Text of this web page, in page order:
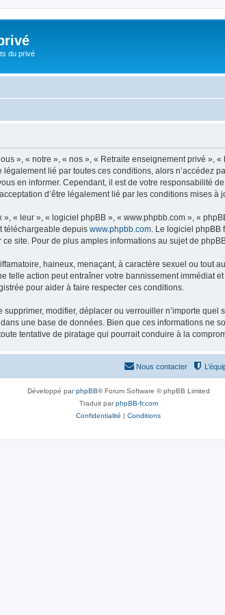
du privé
», « notre », « nos », « Retraite enseignement privé »,
lié par toutes ces conditions, alors n’accédez
en informer. Cependant, il est de votre responsabilité
d’être légalement lié par les conditions mises à
« leur », « logiciel phpBB », « www.phpbb.com », «
téléchargeable depuis www.phpbb.com . Le logiciel
site. Pour de plus amples informations au sujet de
haineux, menaçant, à caractère sexuel ou tout
action peut entraîner votre bannissement immédiat
pour aider à faire respecter ces conditions.
modifier, déplacer ou verrouiller n’importe
une base de données. Bien que ces informations ne
tentative de piratage qui pourrait conduire à la
Nous contacter
Développé parphpBB® Forum Software © phpBB Limited
Traduit parphpBB-fr.com
Confidentialité | Conditions